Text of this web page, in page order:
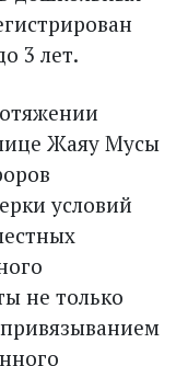
3 лет.
Жаяу Мусы
условий
не только